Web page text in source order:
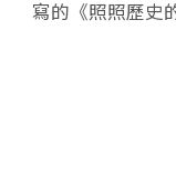
寫的《照照歷史